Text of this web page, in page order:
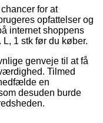
for at
opfattelser og
internet shoppens
1 stk før du køber.
genveje til at få
Tilmed
en
desuden burde